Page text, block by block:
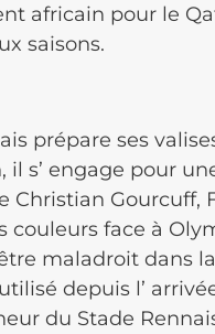
africain pour le
saisons.
prépare ses
il s’ engage pour
Christian Gourcuff,
couleurs face à
maladroit dans
depuis l’
du Stade